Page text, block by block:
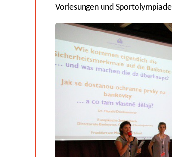
Vorlesungen und Sportolympiade